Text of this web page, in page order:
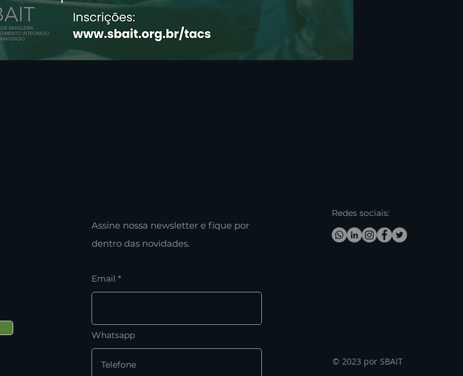
Assine nossa newsletter e fique por
dentro das novidades.
Email
Whatsapp
Redes sociais:
© 2023 por SBAIT